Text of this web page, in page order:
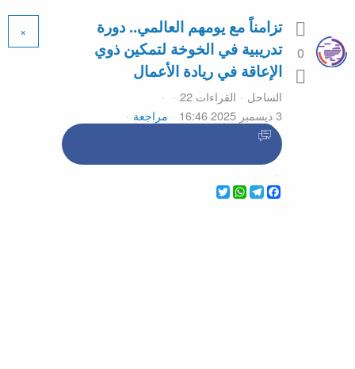
0
تزامناً مع يومهم العالمي.. دورة
تدريبية في الخوخة لتمكين ذوي
الإعاقة في ريادة الأعمال
الساحل
القراءات 22
3 ديسمبر 2025 16:46
مراجعة
Twitter
WhatsApp
Telegram
Facebook
×